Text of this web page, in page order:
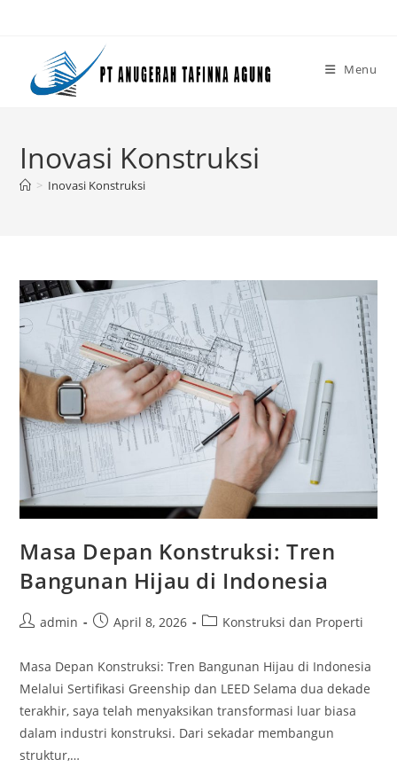
Menu
Inovasi Konstruksi
> Inovasi Konstruksi
Masa Depan Konstruksi: Tren
Bangunan Hijau di Indonesia
Postadmin
PostApril 8, 2026
PostKonstruksi dan Properti
Masa Depan Konstruksi: Tren Bangunan Hijau di Indonesia
Melalui Sertifikasi Greenship dan LEED Selama dua dekade
terakhir, saya telah menyaksikan transformasi luar biasa
dalam industri konstruksi. Dari sekadar membangun
struktur,…